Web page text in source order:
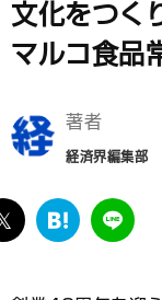
文化をつく
マルコ食品
著者
経済界編集部
twitter
は
ブ
LINE